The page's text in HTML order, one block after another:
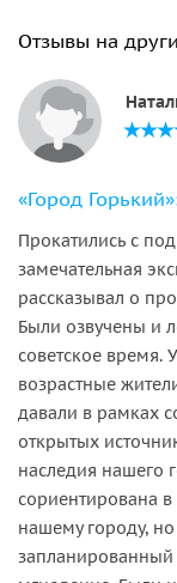
Отзывы на
Прокатились с
замечательная
рассказывал о
Были озвучены и
советское время.
возрастные
давали в рамках
открытых
наследия нашего
сориентирована в
нашему городу,